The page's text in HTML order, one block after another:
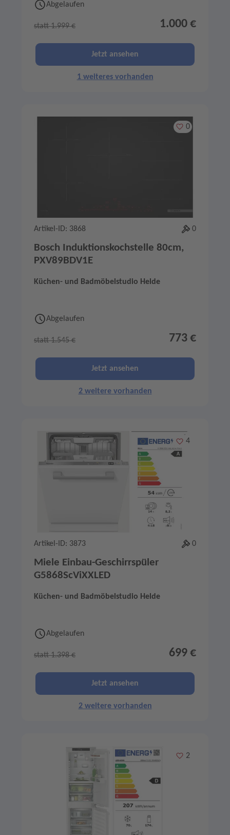
Abgelaufen
statt 1.999 € 1.000 €
Jetzt ansehen
1 weiteres vorhanden
Merken
0
Artikel-ID: 3868 0
Bosch Induktionskochstelle 80cm,
PXV89BDV1E
Küchen- und Badmöbelstudio Helde
Abgelaufen
statt 1.545 € 773 €
Jetzt ansehen
2 weitere vorhanden
Merken
4
Artikel-ID: 3873 0
Miele Einbau-Geschirrspüler
G5868ScViXXLED
Küchen- und Badmöbelstudio Helde
Abgelaufen
statt 1.398 € 699 €
Jetzt ansehen
2 weitere vorhanden
Merken
2